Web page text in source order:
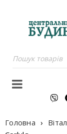
Головна ›